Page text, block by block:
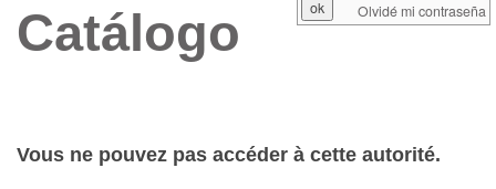
Catálogo
Vous ne pouvez pas accéder à cette autorité.
Olvidé mi contraseña